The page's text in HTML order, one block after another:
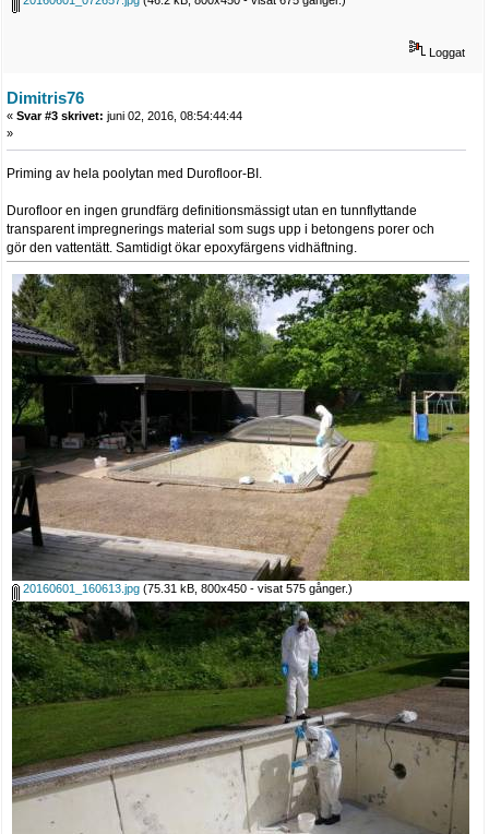
Loggat
Dimitris76
« Svar #3 skrivet: juni 02, 2016, 08:54:44:44
»
Priming av hela poolytan med Durofloor-BI.
Durofloor en ingen grundfärg definitionsmässigt utan en tunnflyttande
transparent impregnerings material som sugs upp i betongens porer och
gör den vattentätt. Samtidigt ökar epoxyfärgens vidhäftning.
20160601_160613.jpg (75.31 kB, 800x450 - visat 575 gånger.)